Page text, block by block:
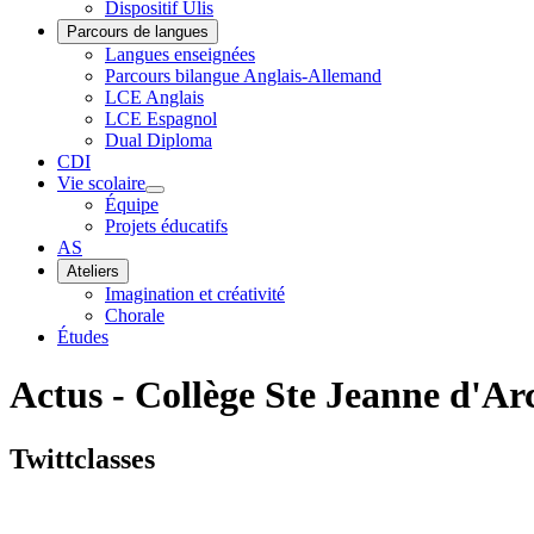
Dispositif Ulis
Parcours de langues
Langues enseignées
Parcours bilangue Anglais-Allemand
LCE Anglais
LCE Espagnol
Dual Diploma
CDI
Vie scolaire
Équipe
Projets éducatifs
AS
Ateliers
Imagination et créativité
Chorale
Études
Actus - Collège Ste Jeanne
Twittclasses